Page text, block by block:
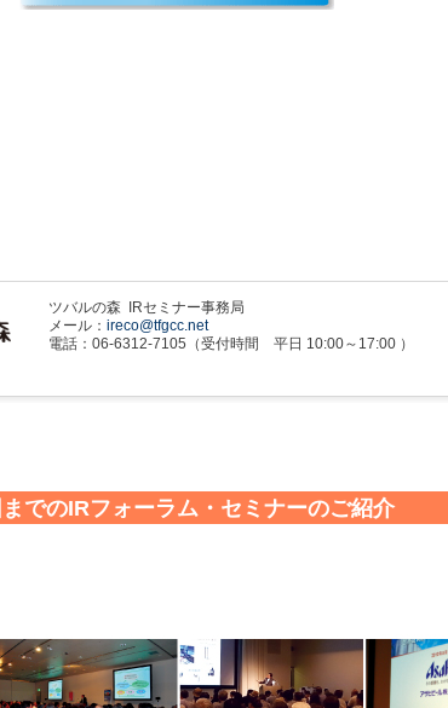
ツバルの森 IRセミナー事務局
メール： ireco@tfgcc.net
電話：06-6312-7105（受付時間 平日 10:00～17:00 ）
でのIRフォーラム・セミナーのご紹介